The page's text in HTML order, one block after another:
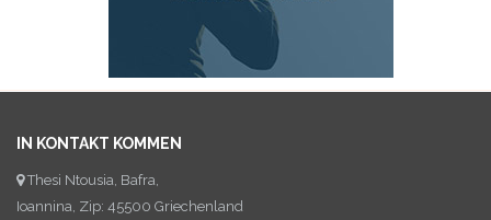
IN KONTAKT KOMMEN
Thesi Ntousia, Bafra,
Ioannina, Zip: 45500 Griechenland